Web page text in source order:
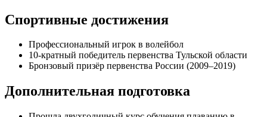
Спортивные достижения
Профессиональный игрок в волейбол
10-кратный победитель первенства Тульской области
Бронзовый призёр первенства России (2009–2019)
Дополнительная подготовка